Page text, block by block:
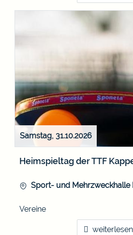
Samstag, 31.10.2026
Heimspieltag der TTF
Sport- und Mehrzweckhalle
Vereine
weiterlesen